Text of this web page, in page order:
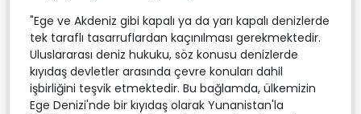
"Ege ve Akdeniz gibi kapalı ya da yarı kapalı denizlerde
tek taraflı tasarruflardan kaçınılması gerekmektedir.
Uluslararası deniz hukuku, söz konusu denizlerde
kıyıdaş devletler arasında çevre konuları dahil
işbirliğini teşvik etmektedir. Bu bağlamda, ülkemizin
Ege Denizi'nde bir kıyıdaş olarak Yunanistan'la